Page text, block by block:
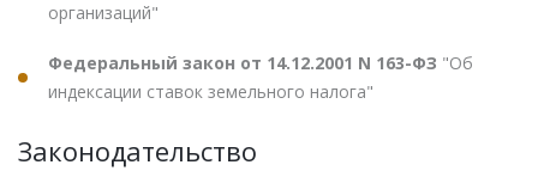
организаций"
Федеральный закон от 14.12.2001 N 163-ФЗ "Об
индексации ставок земельного налога"
Законодательство